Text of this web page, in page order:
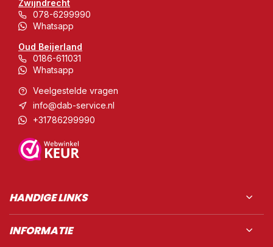
Zwijndrecht
078-6299990
Whatsapp
Oud Beijerland
0186-611031
Whatsapp
Veelgestelde vragen
info@dab-service.nl
+31786299990
HANDIGE LINKS
INFORMATIE